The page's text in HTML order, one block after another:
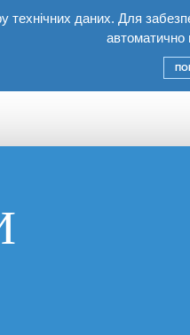
технічних даних. Для
автоматично
комплекс